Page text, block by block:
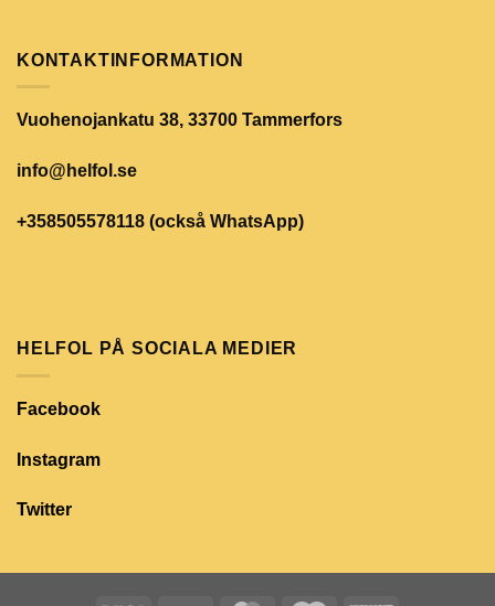
KONTAKTINFORMATION
Vuohenojankatu 38, 33700 Tammerfors
info@helfol.se
+358505578118 (också WhatsApp)
HELFOL PÅ SOCIALA MEDIER
Facebook
Instagram
Twitter